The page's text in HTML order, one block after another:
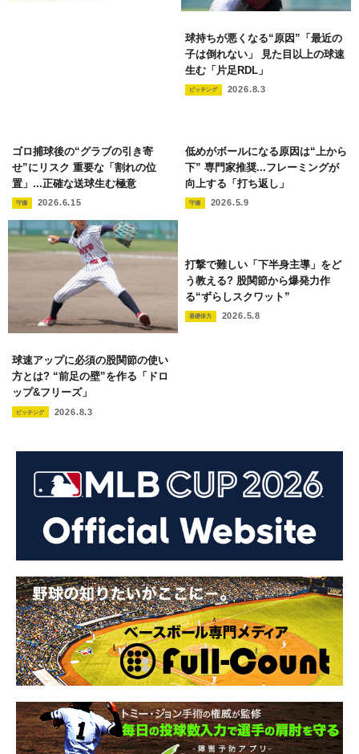
球持ちが悪くなる“原因”「最近の
子は倒れない」 見た目以上の球速
生む「片足RDL」
ピッチング 2026.8.3
ゴロ捕球後の“グラブの引き寄
せ”にリスク 重要な「割れの位
置」...正確な送球生む極意
守備 2026.6.15
低めがボールになる原因は“上から
下” 専門家推奨...フレーミングが
向上する「打ち返し」
守備 2026.5.9
球速アップに必須の股関節の使い
方とは? “前足の壁”を作る「ドロ
ップ&フリーズ」
ピッチング 2026.8.3
打撃で難しい「下半身主導」をど
う教える? 股関節から爆発力作
る“ずらしスクワット”
基礎体力 2026.5.8